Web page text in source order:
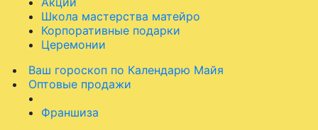
Школа мастерства матейро
Корпоративные подарки
Церемонии
Ваш гороскоп по Календарю Майя
Оптовые продажи
Франшиза